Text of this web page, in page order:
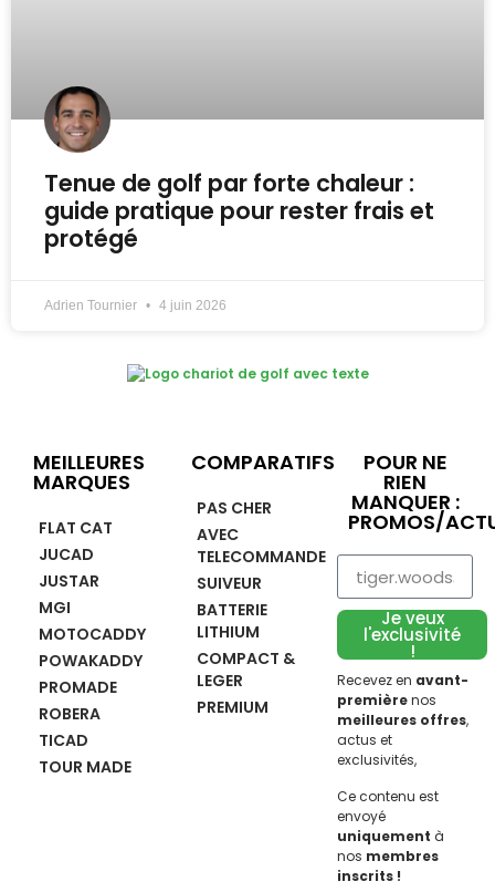
Tenue de golf par forte chaleur :
guide pratique pour rester frais et
protégé
Adrien Tournier 4 juin 2026
MEILLEURES
MARQUES
FLAT CAT
JUCAD
JUSTAR
MGI
MOTOCADDY
POWAKADDY
PROMADE
ROBERA
TICAD
TOUR MADE
COMPARATIFS
PAS CHER
AVEC
TELECOMMANDE
SUIVEUR
BATTERIE
LITHIUM
COMPACT &
LEGER
PREMIUM
POUR NE
RIEN
MANQUER :
PROMOS/
Je veux
l'exclusivité
!
Recevez en avant-
premièrenos
meilleures offres,
actus et
exclusivités,
Ce contenu est
envoyé
uniquement à
nos membres
inscrits !